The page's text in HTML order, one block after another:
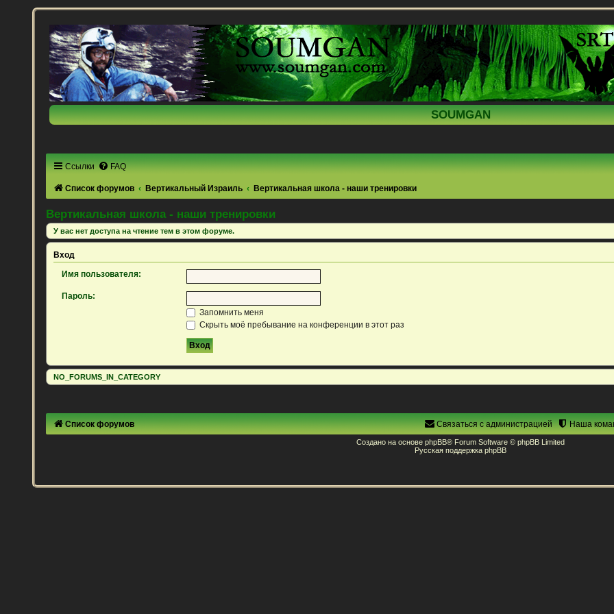
SOUMGAN
Ссылки FAQ
Список форумов Вертикальный Израиль Вертикальная школа - наши тренировки
Вертикальная школа - наши тренировки
У вас нет доступа на чтение тем в этом форуме.
Вход
Имя пользователя:
Пароль:
Запомнить меня
Скрыть моё пребывание на конференции в этот раз
NO_FORUMS_IN_CATEGORY
Список форумов Наша
Связаться с администрацией
Создано на основе phpBB® Forum Software © phpBB Limited
Русская поддержка phpBB